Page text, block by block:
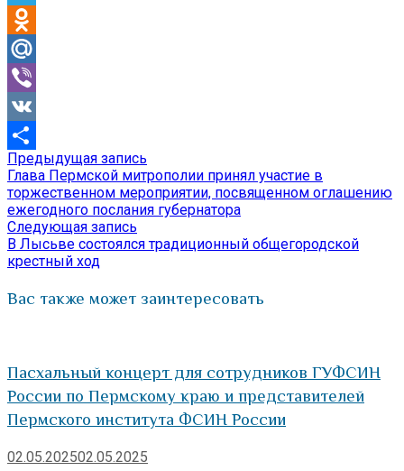
Telegram
Odnoklassniki
Mail.Ru
Viber
VK
Отправить
Навигация
по
записям
Предыдущая запись
запись:
Глава Пермской митрополии принял участие в
торжественном мероприятии, посвященном оглашению
ежегодного послания губернатора
Следующая запись
запись:
В Лысьве состоялся традиционный общегородской
крестный ход
Вас также может заинтересовать
Пасхальный концерт для сотрудников ГУФСИН
России по Пермскому краю и представителей
Пермского института ФСИН России
02.05.202502.05.2025